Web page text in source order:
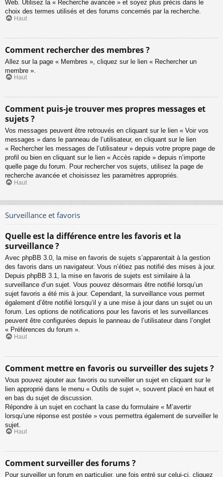
Web. Utilisez la « Recherche avancée » et soyez plus précis dans le
choix des termes utilisés et des forums concernés par la recherche.
Haut
Comment rechercher des membres ?
Allez sur la page « Membres », cliquez sur le lien « Rechercher un
membre ».
Haut
Comment puis-je trouver mes propres messages et
sujets ?
Vos messages peuvent être retrouvés en cliquant sur le lien « Voir vos
messages » dans le panneau de l’utilisateur, en cliquant sur le lien
« Rechercher les messages de l’utilisateur » depuis votre propre page de
profil ou bien en cliquant sur le lien « Accès rapide » depuis n’importe
quelle page du forum. Pour rechercher vos sujets, utilisez la page de
recherche avancée et choisissez les paramètres appropriés.
Haut
Surveillance et favoris
Quelle est la différence entre les favoris et la
surveillance ?
Avec phpBB 3.0, la mise en favoris de sujets s’apparentait à la gestion
des favoris dans un navigateur. Vous n’étiez pas notifié des mises à jour.
Depuis phpBB 3.1, la mise en favoris de sujets est similaire à la
surveillance d’un sujet. Vous pouvez désormais être notifié lorsqu’un
sujet favoris a été mis à jour. Cependant, la surveillance vous permet
également d’être notifié lorsqu’il y a une mise à jour dans un sujet ou un
forum. Les options de notifications pour les favoris et les surveillances
peuvent être configurées depuis le panneau de l’utilisateur dans l’onglet
« Préférences du forum ».
Haut
Comment mettre en favoris ou surveiller des sujets ?
Vous pouvez ajouter aux favoris ou surveiller un sujet en cliquant sur le
lien approprié dans le menu « Outils de sujet », souvent placé en haut et
en bas du sujet de discussion.
Répondre à un sujet en cochant la case du formulaire « M’avertir
lorsqu’une réponse est postée » vous permettra également de surveiller le
sujet.
Haut
Comment surveiller des forums ?
Pour surveiller un forum en particulier, une fois entré sur celui-ci, cliquez